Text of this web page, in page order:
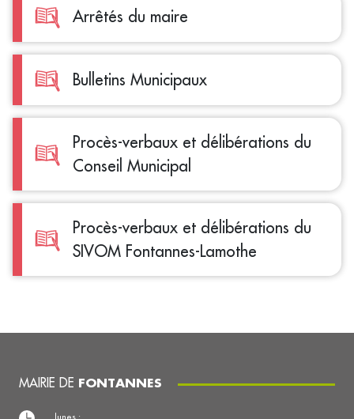
Arrêtés du maire
Bulletins Municipaux
Procès-verbaux et délibérations du
Conseil Municipal
Procès-verbaux et délibérations du
SIVOM Fontannes-Lamothe
MAIRIE DE FONTANNES
lunes :